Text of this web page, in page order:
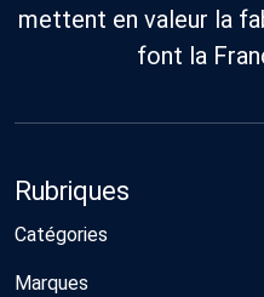
mettent en valeur la
font la
Rubriques
Catégories
Marques